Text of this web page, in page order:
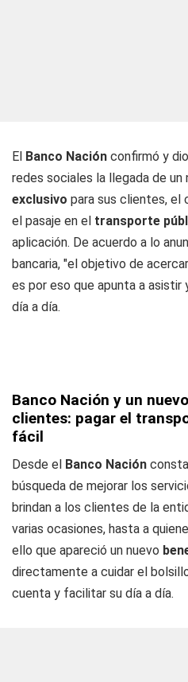
El Banco Nación confirmó y
redes sociales la llegada de un
exclusivo para sus clientes, el
el pasaje en el transporte
aplicación. De acuerdo a lo
bancaria, "el objetivo de
es por eso que apunta a
día a día.
Banco Nación y un
clientes: pagar el
fácil
Desde el Banco Nación
búsqueda de mejorar los
brindan a los clientes de la
varias ocasiones, hasta a
ello que apareció un nuevo
directamente a cuidar el
cuenta y facilitar su día a día.